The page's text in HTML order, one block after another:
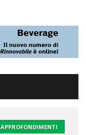
APPROFONDIMENTI